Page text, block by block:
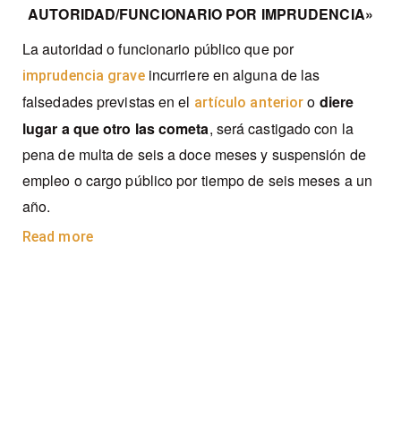
AUTORIDAD/FUNCIONARIO POR IMPRUDENCIA»
La autoridad o funcionario público que por
imprudencia graveincurriere en alguna de las
falsedades previstas en el artículo anterior o diere
lugar a que otro las cometa, será castigado con la
pena de multa de seis a doce meses y suspensión de
empleo o cargo público por tiempo de seis meses a un
año.
Read more